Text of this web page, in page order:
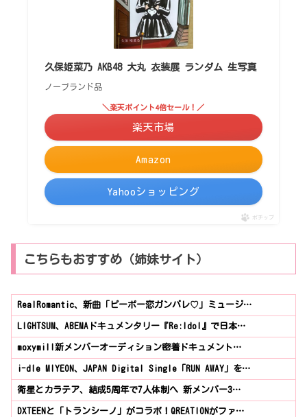
久保姫菜乃 AKB48 大丸 衣装展 ランダム 生写真
ノーブランド品
Amazon
＼楽天ポイント4倍セール！／
楽天市場
Yahooショッピング
ポチップ
こちらもおすすめ（姉妹サイト）
RealRomantic、新曲「ピーポー恋ガンバレ♡」ミュージ…
LIGHTSUM、ABEMAドキュメンタリー『Re:Idol』で日本…
moxymill新メンバーオーディション密着ドキュメント…
i-dle MIYEON、JAPAN Digital Single「RUN AWAY」を…
衛星とカラテア、結成5周年で7人体制へ 新メンバー3…
DXTEENと「トランシーノ」がコラボ！QREATIONがファ…